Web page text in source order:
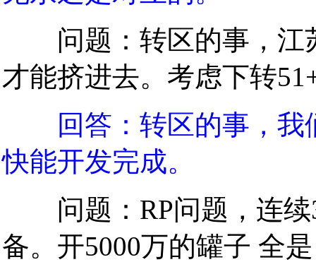
问题：转区的事，江
才能挤进去。考虑下转
回答：转区的事，
快能开发完成。
问题：RP问题，连续
备。开5000万的罐子 全